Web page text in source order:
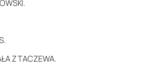
Z TACZEWA.